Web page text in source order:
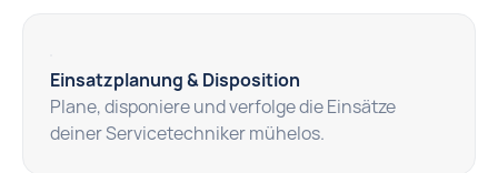
Einsatzplanung & Disposition
Plane, disponiere und verfolge die Einsätze
deiner Servicetechniker mühelos.